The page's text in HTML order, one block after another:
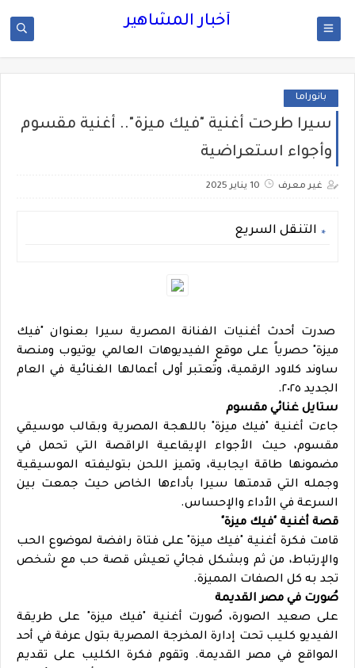
أخبار المشاهير
بانوراما
سيرا طرحت أغنية "فيك ميزة".. أغنية مقسوم
وأجواء استعراضية
غير معرف 10 يناير 2025
التنقل السريع
صدرت أحدث أغنيات الفنانة المصرية سيرا بعنوان "فيك
ميزة" حصرياً على موقع الفيديوهات العالمي يوتيوب ومنصة
ساوند كلاود الرقمية، وتُعتبر أولى أعمالها الغنائية في العام
الجديد ٢٠٢٥.
ستايل غنائي مقسوم
جاءت أغنية "فيك ميزة" باللهجة المصرية وبقالب موسيقي
مقسوم، حيث الأجواء الإيقاعية الراقصة التي تحمل في
مضمونها طاقة ايجابية، وتميز اللحن بتوليفته الموسيقية
وجمله التي قدمتها سيرا بأداءها الخاص حيث جمعت بين
السرعة في الأداء والإحساس.
قصة أغنية "فيك ميزة"
قامت فكرة أغنية "فيك ميزة" على فتاة رافضة لموضوع الحب
والإرتباط، من ثم وبشكل فجائي تعيش قصة حب مع شخص
تجد به كل الصفات المميزة.
صُورت في مصر القديمة
على صعيد الصورة، صُورت أغنية "فيك ميزة" على طريقة
الفيديو كليب تحت إدارة المخرجة المصرية بتول عرفة في أحد
المواقع في مصر القديمة. وتقوم فكرة الكليب على تقديم